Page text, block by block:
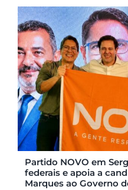
Partido NOVO em
federais e apoia a
Marques ao Governo